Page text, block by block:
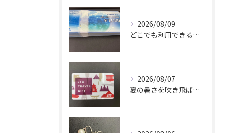
2026/08/09
どこでも利用できる便利さ。
2026/08/07
夏の暑さを吹き飛ばしに来てください。